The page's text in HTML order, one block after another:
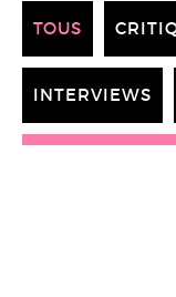
TOUS
INTERVIEWS